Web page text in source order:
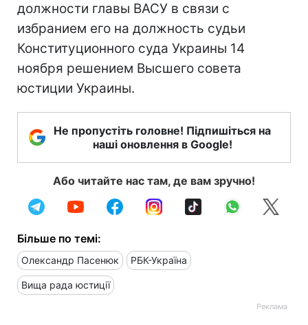
должности главы ВАСУ в связи с
избранием его на должность судьи
Конституционного суда Украины 14
ноября решением Высшего совета
юстиции Украины.
Не пропустіть головне! Підпишіться на
наші оновлення в Google!
Або читайте нас там, де вам зручно!
Більше по темі:
Олександр Пасенюк РБК-Україна
Вища рада юстиції